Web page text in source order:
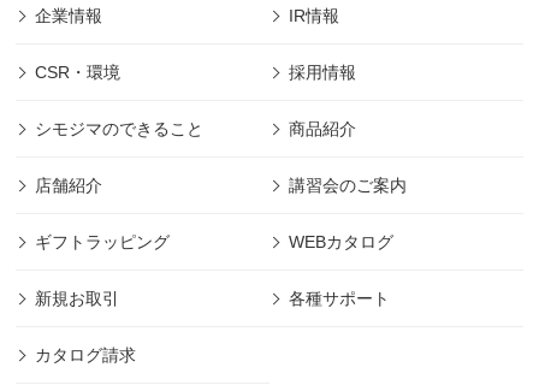
企業情報 IR情報
CSR・環境 採用情報
シモジマのできること 商品紹介
店舗紹介 講習会のご案内
ギフトラッピング WEBカタログ
新規お取引 各種サポート
カタログ請求